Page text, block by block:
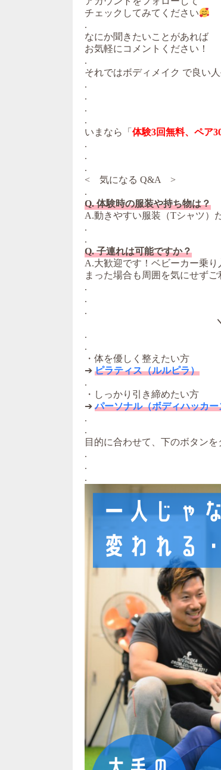
チェックしてみてください
.
なにか聞きたいことがあれば
お気軽にコメントください！
.
それではボディメイク で良い
.
.
.
.
いまなら「 体験3回無料、ペア
.
.
.
< 気になる Q&A >
.
Q. 体験時の服装や持ち物は？
A.動きやすい服装（Tシャツ）
.
.
Q. 子連れは可能ですか？
A.大歓迎です！ベビーカー乗
まった場合も周囲を気にせずご
.
.
.
.
.
・体を優しく整えたい方
➔ ピラティス（ルルピラ）
.
・しっかり引き締めたい方
➔パーソナル（ボディハッカー
.
.
目的に合わせて、下のボタンを
.
.
.